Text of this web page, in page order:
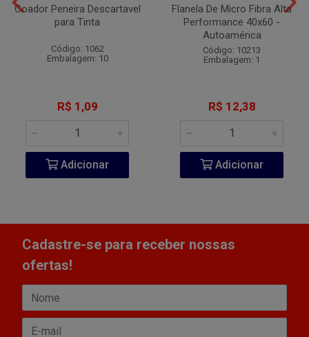
Coador Peneira Descartavel
para Tinta
Código: 1062
Embalagem: 10
R$ 1,09
Adicionar
Flanela De Micro Fibra Alta
Performance 40x60 -
Autoamérica
Código: 10213
Embalagem: 1
R$ 12,38
Adicionar
Cadastre-se para receber nossas
ofertas!